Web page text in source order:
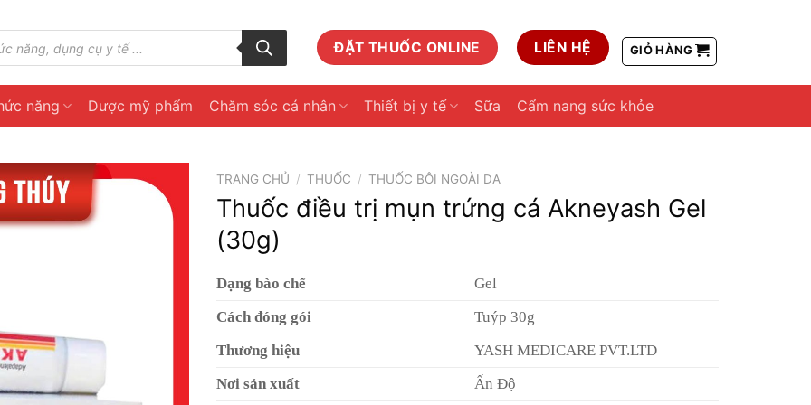
ĐẶT THUỐC ONLINE LIÊN HỆ GIỎ HÀNG
năng Dược mỹ phẩm Chăm sóc cá nhân Thiết bị y tế Sữa Cẩm nang sức khỏe
TRANG CHỦ / THUỐC / THUỐC BÔI NGOÀI DA
Thuốc điều trị mụn trứng cá Akneyash Gel
(30g)
Dạng bào chế
Gel
Cách đóng gói
Tuýp 30g
Thương hiệu
YASH MEDICARE PVT.LTD
Nơi sản xuất
Ấn Độ